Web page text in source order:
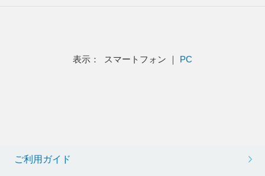
表示： スマートフォン ｜ PC
ご利用ガイド